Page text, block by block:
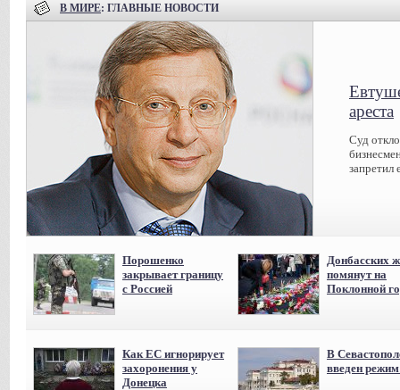
В МИРЕ: ГЛАВНЫЕ НОВОСТИ
ареста
Суд
запретил
Порошенко
закрывает границу
с Россией
Донбасских
помянут на
Поклонной
Как ЕС игнорирует
захоронения у
Донецка
В
введен